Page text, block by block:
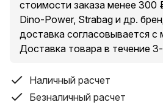
- Цифровой дисплей: есть
- Нагрузка: 60 % - 60А; 40А -
- Класс изоляции: F
- Размер аппарата: 41х16х25 см
- Комплект поставки:
м, влагомаслоотделитель,
стоимости заказа менее 300
Dino-Power, Strabag и др.
доставка согласовывается
Доставка товара в течение
Наличный расчет
Безналичный расчет